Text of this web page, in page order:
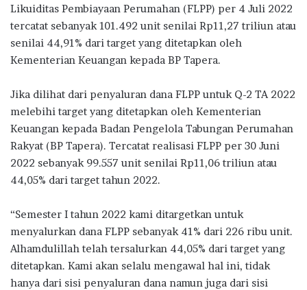
b
o
o
k
te
r
s
A
p
p
g
ra
m
e
Likuiditas Pembiayaan Perumahan (FLPP) per 4 Juli 2022
tercatat sebanyak 101.492 unit senilai Rp11,27 triliun atau
senilai 44,91% dari target yang ditetapkan oleh
Kementerian Keuangan kepada BP Tapera.
Jika dilihat dari penyaluran dana FLPP untuk Q-2 TA 2022
melebihi target yang ditetapkan oleh Kementerian
Keuangan kepada Badan Pengelola Tabungan Perumahan
Rakyat (BP Tapera). Tercatat realisasi FLPP per 30 Juni
2022 sebanyak 99.557 unit senilai Rp11,06 triliun atau
44,05% dari target tahun 2022.
“Semester I tahun 2022 kami ditargetkan untuk
menyalurkan dana FLPP sebanyak 41% dari 226 ribu unit.
Alhamdulillah telah tersalurkan 44,05% dari target yang
ditetapkan. Kami akan selalu mengawal hal ini, tidak
hanya dari sisi penyaluran dana namun juga dari sisi